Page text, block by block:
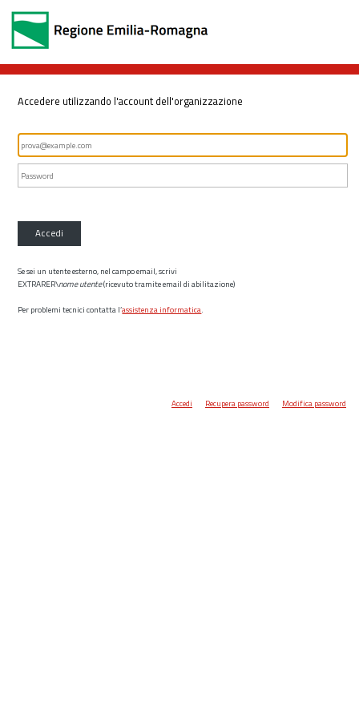
Accedere utilizzando l'account dell'organizzazione
Accedi
Se sei un utente esterno, nel campo email, scrivi
EXTRARER\nome utente(ricevuto tramite email di abilitazione)
Per problemi tecnici contatta l’assistenza informatica.
Accedi Recupera password Modifica password